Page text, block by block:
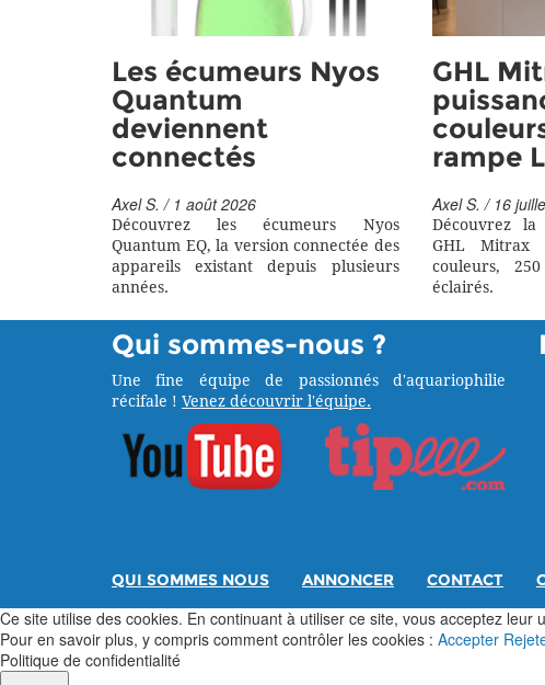
Les écumeurs Nyos
Quantum
deviennent
connectés
Axel S. / 1 août 2026
Découvrez les écumeurs Nyos
Quantum EQ, la version connectée des
appareils existant depuis plusieurs
années.
GHL
rampe
Axel S. / 16
Découvrez
GHL Mitrax
couleurs,
éclairés.
Qui sommes-nous ?
Une fine équipe de passionnés d'aquariophilie
récifale ! Venez découvrir l'équipe.
QUI SOMMES NOUS ANNONCER CONTACT
Ce site utilise des cookies. En continuant à utiliser ce site, vous acceptez leur
Pour en savoir plus, y compris comment contrôler les cookies : Accepter
Politique de confidentialité